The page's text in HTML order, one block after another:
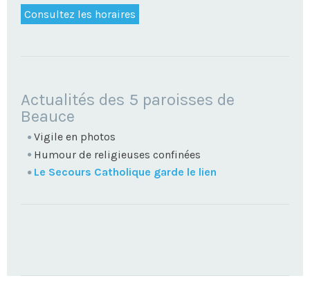
Consultez les horaires
NAVIGATION
Actualités des 5 paroisses de
Beauce
Vigile en photos
Humour de religieuses confinées
Le Secours Catholique garde le lien